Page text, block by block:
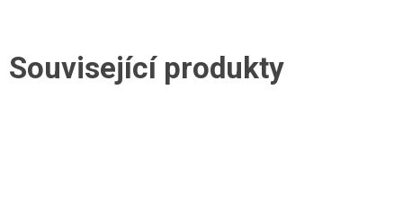
Související produkty